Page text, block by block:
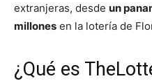
extranjeras, desde un
millones en la lotería de
¿Qué es